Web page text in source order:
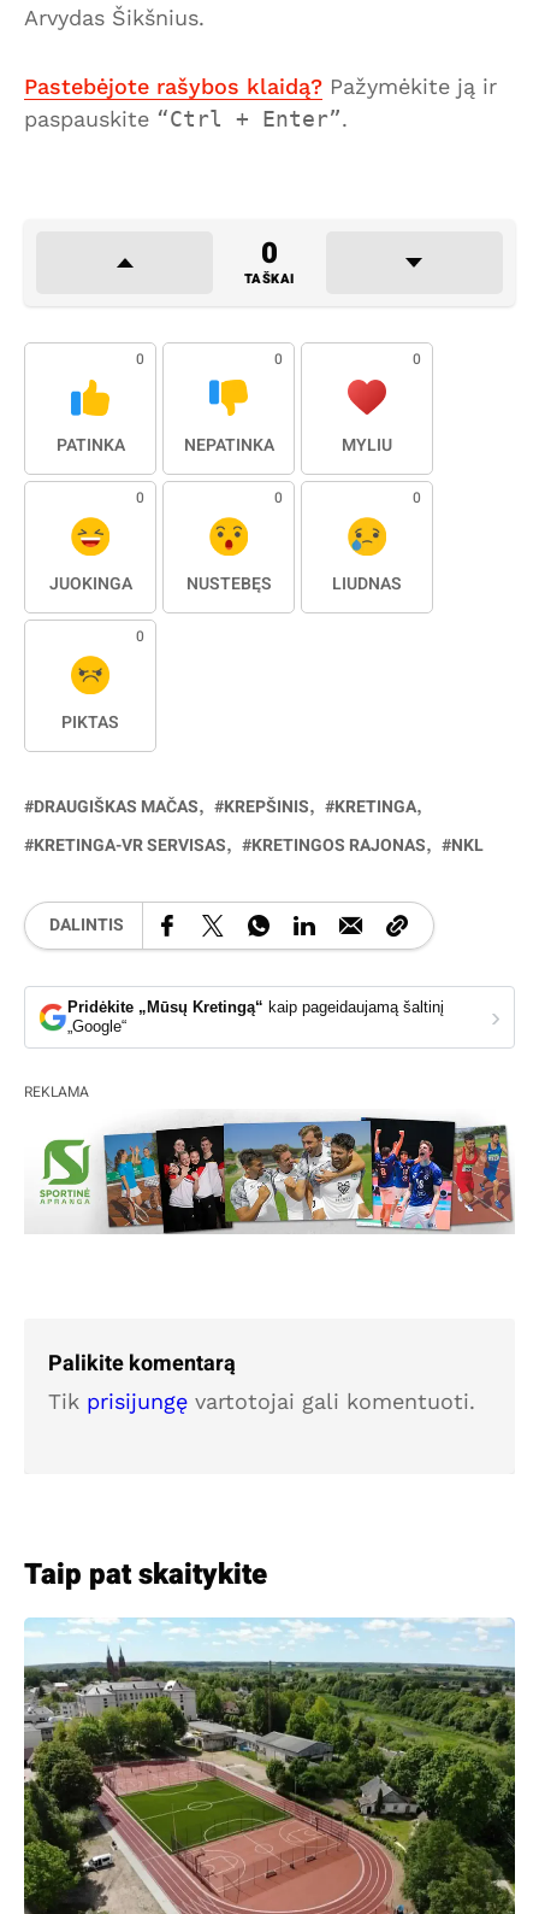
Arvydas Šikšnius.
Pastebėjote rašybos klaidą? Pažymėkite ją ir
paspauskite
Ctrl + Enter .
0
TAŠKAI
0
PATINKA
0
NEPATINKA
0
MYLIU
0
JUOKINGA
0
NUSTEBĘS
0
LIŪDNAS
0
PIKTAS
DRAUGIŠKAS MAČAS KREPŠINIS
KRETINGA
KRETINGA-VR SERVISAS
KRETINGOS RAJONAS NKL
DALINTIS
Pridėkite „Mūsų Kretingą“ kaip pageidaujamą šaltinį
„Google“
›
REKLAMA
Palikite komentarą
Tik prisijungę vartotojai gali komentuoti.
Taip pat skaitykite